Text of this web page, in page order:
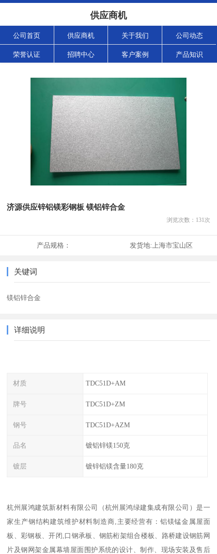
供应商机
公司首页 供应商机 关于我们 公司动态
荣誉认证 招聘中心 客户案例 产品知识
济源供应锌铝镁彩钢板 镁铝锌合金
浏览次数： 131次
产品规格： 发货地: 上海市宝山区
关键词
镁铝锌合金
详细说明
材质 TDC51D+AM
牌号 TDC51D+ZM
钢号 TDC51D+AZM
品名 镀铝锌镁150克
镀层 镀锌铝镁含量180克
杭州展鸿建筑新材料有限公司（杭州展鸿绿建集成有限公司）是一
家生产钢结构建筑维护材料制造商,主要经营有：铝镁锰金属屋面
板、彩钢板、开闭,口钢承板、钢筋桁架组合楼板、路桥建设钢筋网
片及钢网架金属幕墙屋面围护系统的设计、制作、现场安装及售后